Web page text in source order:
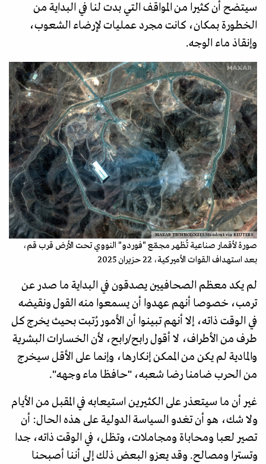
سيتضح أن كثيرا من المواقف التي بدت لنا في البداية من
الخطورة بمكان، كانت مجرد عمليات لإرضاء الشعوب،
وإنقاذ ماء الوجه.
MAXAR TECHNOLOGIES/Handout via REUTERS
صورة لأقمار صناعية تُظهر مجمّع "فوردو" النووي تحت الأرض قرب قم،
بعد استهداف القوات الأميركية، 22 حزيران 2025
لم يكد معظم الصحافيين يصدقون في البداية ما صدر عن
ترمب، خصوصا أنهم عهدوا أن يسمعوا منه القول ونقيضه
في الوقت ذاته، إلا أنهم تبينوا أن الأمور رُتبت بحيث يخرج كل
طرف من الأطراف، لا أقول رابح/رابح، لأن الخسارات البشرية
والمادية لم يكن من الممكن إنكارها، وإنما على الأقل سيخرج
من الحرب ضامنا رضا شعبه، "حافظا ماء وجهه".
غير أن ما سيتعذر على الكثيرين استيعابه في المقبل من الأيام
ولا شك، هو أن تغدو السياسة الدولية على هذه الحال: أن
تصير لعبا ومحاباة ومجاملات، وتظل، في الوقت ذاته، جدا
وتسترا ومصالح. وقد يعزو البعض ذلك إلى أننا أصبحنا